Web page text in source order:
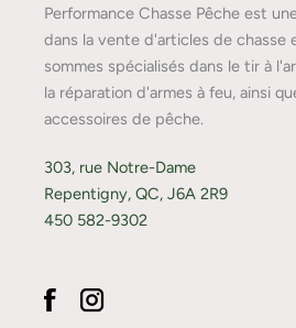
Performance Chasse Pêche est
dans la vente d'articles de chasse
sommes spécialisés dans le tir à
la réparation d'armes à feu, ainsi
accessoires de pêche.
303, rue Notre-Dame
Repentigny, QC, J6A 2R9
450 582-9302